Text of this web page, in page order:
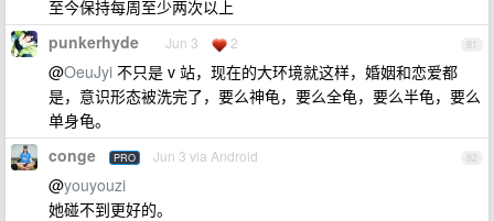
至今保持每周至少两次以上
81
punkerhyde Jun 3 2
@OeuJyi 不只是 v 站，现在的大环境就这样，婚姻和恋爱都
是，意识形态被洗完了，要么神龟，要么全龟，要么半龟，要么
单身龟。
82
conge PRO Jun 3 via Android
@youyouzi
她碰不到更好的。